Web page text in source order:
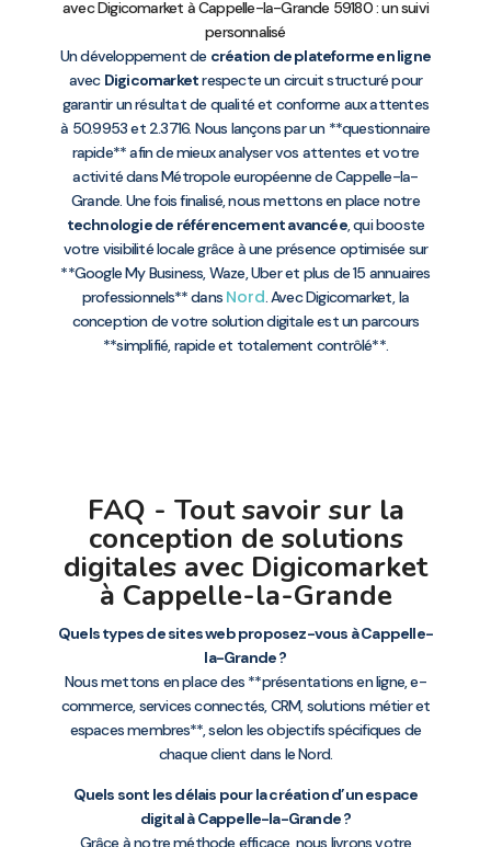
avec Digicomarket à Cappelle-la-Grande 59180 : un suivi
personnalisé
Un développement de création de plateforme en ligne
avec Digicomarketrespecte un circuit structuré pour
garantir un résultat de qualité et conforme aux attentes
à 50.9953 et 2.3716. Nous lançons par un **questionnaire
rapide** afin de mieux analyser vos attentes et votre
activité dans Métropole européenne de Cappelle-la-
Grande. Une fois finalisé, nous mettons en place notre
technologie de référencement avancée, qui booste
votre visibilité locale grâce à une présence optimisée sur
**Google My Business, Waze, Uber et plus de 15 annuaires
professionnels** dans Nord. Avec Digicomarket, la
conception de votre solution digitale est un parcours
**simplifié, rapide et totalement contrôlé**.
FAQ - Tout savoir sur la
conception de solutions
digitales avec Digicomarket
à Cappelle-la-Grande
Quels types de sites web proposez-vous à Cappelle-
la-Grande ?
Nous mettons en place des **présentations en ligne, e-
commerce, services connectés, CRM, solutions métier et
espaces membres**, selon les objectifs spécifiques de
chaque client dans le Nord.
Quels sont les délais pour la création d’un espace
digital à Cappelle-la-Grande ?
Grâce à notre méthode efficace, nous livrons votre